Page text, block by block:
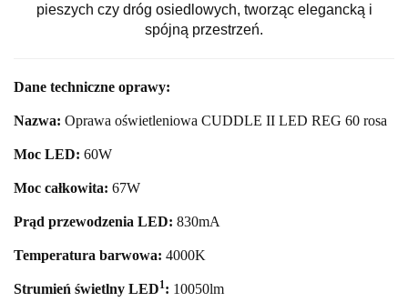
pieszych czy dróg osiedlowych, tworząc elegancką i
spójną przestrzeń.
Dane techniczne oprawy:
Nazwa: Oprawa oświetleniowa CUDDLE II LED REG 60 rosa
Moc LED: 60W
Moc całkowita: 67W
Prąd przewodzenia LED: 830mA
Temperatura barwowa: 4000K
Strumień świetlny LED1 : 10050lm